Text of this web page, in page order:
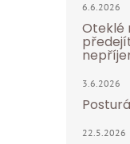
6.6.2026
Oteklé
3.6.2026
22.5.2026